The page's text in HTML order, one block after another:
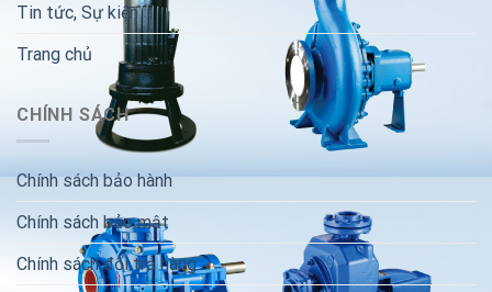
Tin tức, Sự kiện
Trang chủ
CHÍNH SÁCH
Chính sách bảo hành
Chính sách bảo mật
Chính sách đổi trả hàng